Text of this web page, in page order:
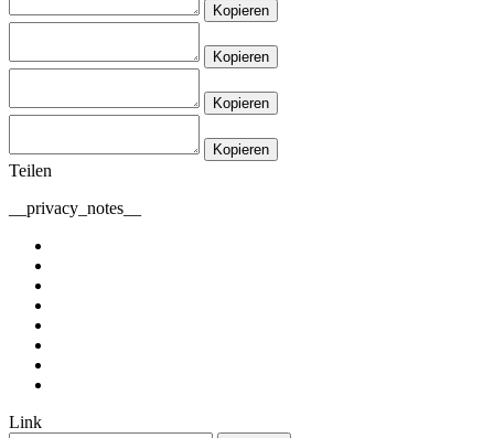
Kopieren
Kopieren
Kopieren
Kopieren
Teilen
__privacy_notes__
Link